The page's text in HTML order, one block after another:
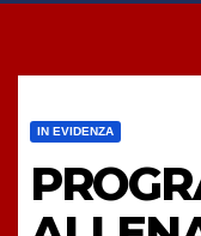
IN EVIDENZA